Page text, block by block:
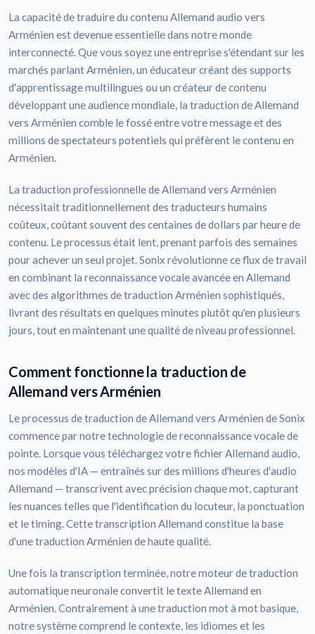
La capacité de traduire du contenu Allemand audio vers
Arménien est devenue essentielle dans notre monde
interconnecté. Que vous soyez une entreprise s'étendant sur les
marchés parlant Arménien, un éducateur créant des supports
d'apprentissage multilingues ou un créateur de contenu
développant une audience mondiale, la traduction de Allemand
vers Arménien comble le fossé entre votre message et des
millions de spectateurs potentiels qui préfèrent le contenu en
Arménien.
La traduction professionnelle de Allemand vers Arménien
nécessitait traditionnellement des traducteurs humains
coûteux, coûtant souvent des centaines de dollars par heure de
contenu. Le processus était lent, prenant parfois des semaines
pour achever un seul projet. Sonix révolutionne ce flux de travail
en combinant la reconnaissance vocale avancée en Allemand
avec des algorithmes de traduction Arménien sophistiqués,
livrant des résultats en quelques minutes plutôt qu'en plusieurs
jours, tout en maintenant une qualité de niveau professionnel.
Comment fonctionne la traduction de
Allemand vers Arménien
Le processus de traduction de Allemand vers Arménien de Sonix
commence par notre technologie de reconnaissance vocale de
pointe. Lorsque vous téléchargez votre fichier Allemand audio,
nos modèles d'IA — entraînés sur des millions d'heures d'audio
Allemand — transcrivent avec précision chaque mot, capturant
les nuances telles que l'identification du locuteur, la ponctuation
et le timing. Cette transcription Allemand constitue la base
d'une traduction Arménien de haute qualité.
Une fois la transcription terminée, notre moteur de traduction
automatique neuronale convertit le texte Allemand en
Arménien. Contrairement à une traduction mot à mot basique,
notre système comprend le contexte, les idiomes et les